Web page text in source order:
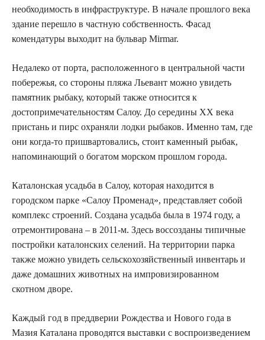
необходимость в инфраструктуре. В начале прошлого века
здание перешло в частную собственность. Фасад
комендатуры выходит на бульвар Mirmar.
Недалеко от порта, расположенного в центральной части
побережья, со стороны пляжа Льевант можно увидеть
памятник рыбаку, который также относится к
достопримечательностям Салоу. До середины XX века
пристань и пирс охраняли лодки рыбаков. Именно там, где
они когда-то пришвартовались, стоит каменный рыбак,
напоминающий о богатом морском прошлом города.
Каталонская усадьба в Салоу, которая находится в
городском парке «Салоу Променад», представляет собой
комплекс строений. Создана усадьба была в 1974 году, а
отремонтирована – в 2011-м. Здесь воссозданы типичные
постройки каталонских селений. На территории парка
также можно увидеть сельскохозяйственный инвентарь и
даже домашних животных на импровизированном
скотном дворе.
Каждый год в преддверии Рождества и Нового года в
Мазия Каталана проводятся выставки с воспроизведением